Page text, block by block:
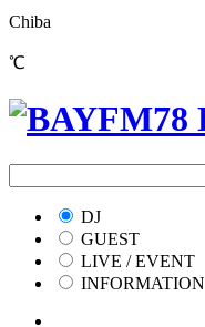
Chiba
℃
DJ
GUEST
LIVE / EVENT
INFORMATION